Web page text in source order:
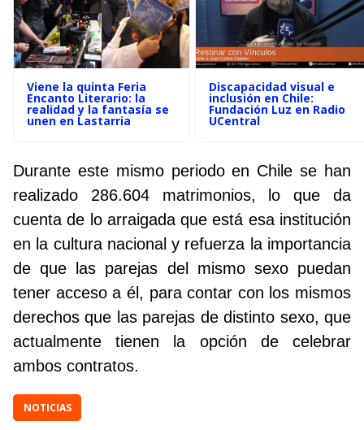
Viene la quinta Feria
Encanto Literario: la
realidad y la fantasía se
unen en Lastarria
Discapacidad visual e
inclusión en Chile:
Fundación Luz en Radio
UCentral
Durante este mismo periodo en Chile se han
realizado 286.604 matrimonios, lo que da
cuenta de lo arraigada que está esa institución
en la cultura nacional y refuerza la importancia
de que las parejas del mismo sexo puedan
tener acceso a él, para contar con los mismos
derechos que las parejas de distinto sexo, que
actualmente tienen la opción de celebrar
ambos contratos.
NOTICIAS